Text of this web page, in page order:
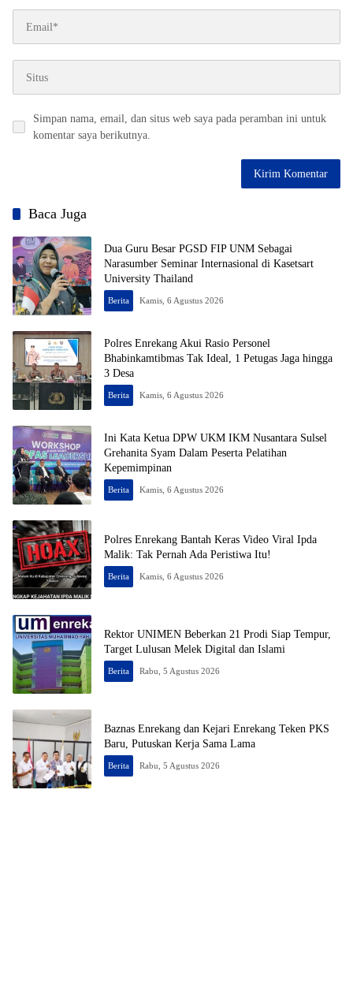
Simpan nama, email, dan situs web saya pada peramban ini untuk
komentar saya berikutnya.
Baca Juga
Dua Guru Besar PGSD FIP UNM Sebagai
Narasumber Seminar Internasional di Kasetsart
University Thailand
Berita Kamis, 6 Agustus 2026
Polres Enrekang Akui Rasio Personel
Bhabinkamtibmas Tak Ideal, 1 Petugas Jaga hingga
3 Desa
Berita Kamis, 6 Agustus 2026
Ini Kata Ketua DPW UKM IKM Nusantara Sulsel
Grehanita Syam Dalam Peserta Pelatihan
Kepemimpinan
Berita Kamis, 6 Agustus 2026
Polres Enrekang Bantah Keras Video Viral Ipda
Malik: Tak Pernah Ada Peristiwa Itu!
Berita Kamis, 6 Agustus 2026
Rektor UNIMEN Beberkan 21 Prodi Siap Tempur,
Target Lulusan Melek Digital dan Islami
Berita Rabu, 5 Agustus 2026
Baznas Enrekang dan Kejari Enrekang Teken PKS
Baru, Putuskan Kerja Sama Lama
Berita Rabu, 5 Agustus 2026